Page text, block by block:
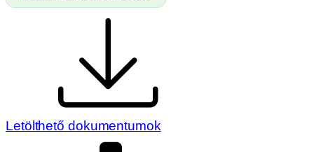
Letölthető dokumentumok